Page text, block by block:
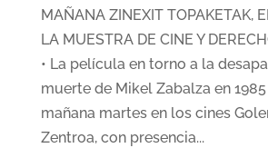
MAÑANA ZINEXIT TOPAKETAK,
LA MUESTRA DE CINE Y
• La película en torno a la
muerte de Mikel Zabalza en
mañana martes en los cines
Zentroa, con presencia...